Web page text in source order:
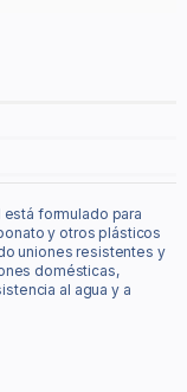
formulado para
y otros plásticos
uniones resistentes y
domésticas,
al agua y a